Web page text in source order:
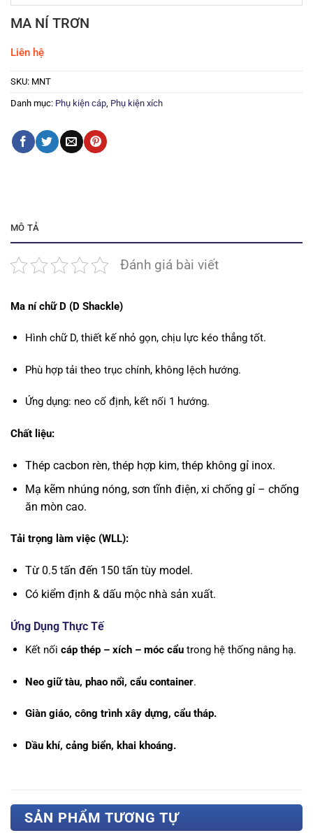
MA NÍ TRƠN
Liên hệ
SKU: MNT
Danh mục: Phụ kiện cáp, Phụ kiện xích
MÔ TẢ
Đánh giá bài viết
Ma ní chữ D (D Shackle)
Hình chữ D, thiết kế nhỏ gọn, chịu lực kéo thẳng tốt.
Phù hợp tải theo trục chính, không lệch hướng.
Ứng dụng: neo cố định, kết nối 1 hướng.
Chất liệu:
Thép cacbon rèn, thép hợp kim, thép không gỉ inox.
Mạ kẽm nhúng nóng, sơn tĩnh điện, xi chống gỉ – chống
ăn mòn cao.
Tải trọng làm việc (WLL):
Từ 0.5 tấn đến 150 tấn tùy model.
Có kiểm định & dấu mộc nhà sản xuất.
Ứng Dụng Thực Tế
Kết nối cáp thép – xích – móc cẩutrong hệ thống nâng hạ.
Neo giữ tàu, phao nổi, cẩu container.
Giàn giáo, công trình xây dựng, cẩu tháp.
Dầu khí, cảng biển, khai khoáng.
SẢN PHẨM TƯƠNG TỰ